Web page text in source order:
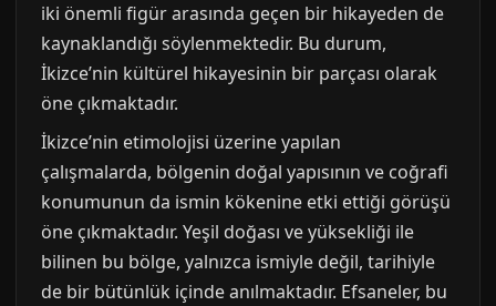
iki önemli figür arasında geçen bir hikayeden de
kaynaklandığı söylenmektedir. Bu durum,
İkizce’nin kültürel hikayesinin bir parçası olarak
öne çıkmaktadır.
İkizce’nin etimolojisi üzerine yapılan
çalışmalarda, bölgenin doğal yapısının ve coğrafi
konumunun da ismin kökenine etki ettiği görüşü
öne çıkmaktadır. Yeşil doğası ve yüksekliği ile
bilinen bu bölge, yalnızca ismiyle değil, tarihiyle
de bir bütünlük içinde anılmaktadır. Efsaneler, bu